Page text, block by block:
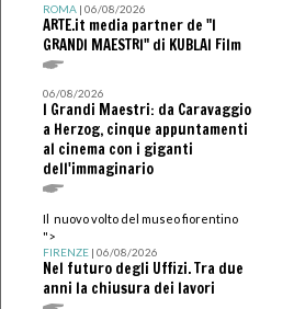
ROMA| 06/08/2026
ARTE.it media partner de "I
GRANDI MAESTRI" di KUBLAI Film
06/08/2026
I Grandi Maestri: da Caravaggio
a Herzog, cinque appuntamenti
al cinema con i giganti
dell'immaginario
Il nuovo volto del museo fiorentino
">
FIRENZE| 06/08/2026
Nel futuro degli Uffizi. Tra due
anni la chiusura dei lavori